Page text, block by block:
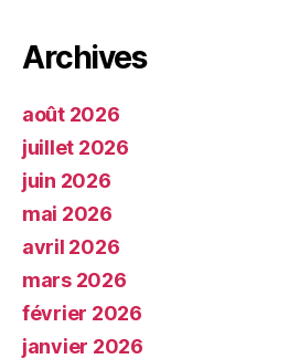
Archives
août 2026
juillet 2026
juin 2026
mai 2026
avril 2026
mars 2026
février 2026
janvier 2026